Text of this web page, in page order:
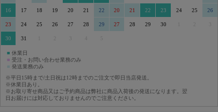
16 17 18 19 20 21 22
23 24 25 26 27 28 29
30 31 3 5
20 21 22 23 24 25 26
27 28 29 30 3
■ 休業日
■ 受注・お問い合わせ業務のみ
■ 発送業務のみ
※平日15時まで/土日祝は12時までのご注文で即日当店発送。
※休業日あり。
※お取り寄せ商品又はご予約商品は弊社に商品入荷後の発送になります。翌
日お届けには対応しておりませんのでご注意ください。